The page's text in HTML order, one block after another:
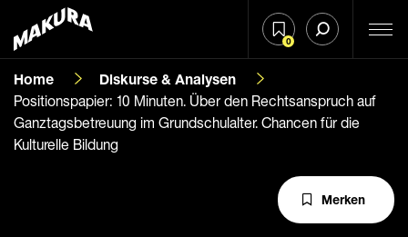
0
Home
Diskurse & Analysen
Positionspapier: 10 Minuten. Über den Rechtsanspruch auf
Ganztagsbetreuung im Grundschulalter. Chancen für die
Kulturelle Bildung
Merken